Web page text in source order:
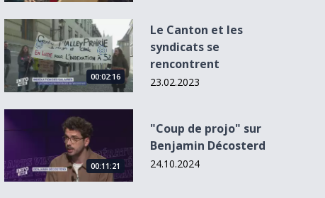
Exposition, les
reptiles
lézardent...
Le Canton et les syndicats se rencontrent
00:02:16
Le Canton et les
syndicats se
rencontrent
23.02.2023
&quot;Coup de projo&quot; sur Benjamin Décosterd
00:11:21
"Coup de projo" sur
Benjamin Décosterd
24.10.2024